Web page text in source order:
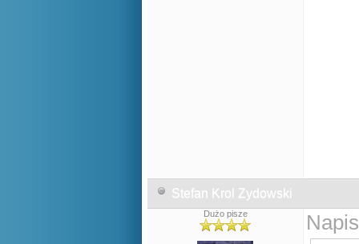
Stefan Krol Zydowski
Dużo pisze